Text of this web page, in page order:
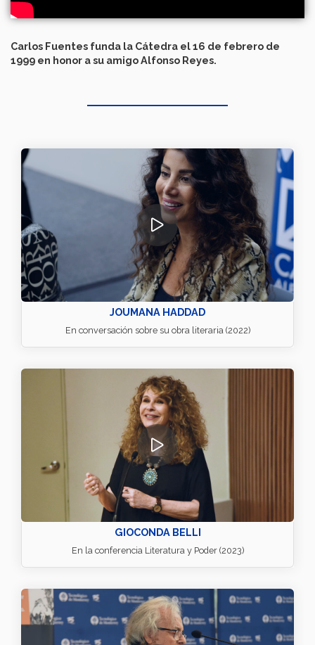
Carlos Fuentes funda la Cátedra el 16 de febrero de
1999 en honor a su amigo Alfonso Reyes.
JOUMANA HADDAD
En conversación sobre su obra literaria (2022)
GIOCONDA BELLI
En la conferencia Literatura y Poder (2023)